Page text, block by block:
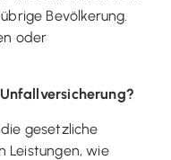
Bevölkerung.
oder
gesetzliche
Leistungen, wie